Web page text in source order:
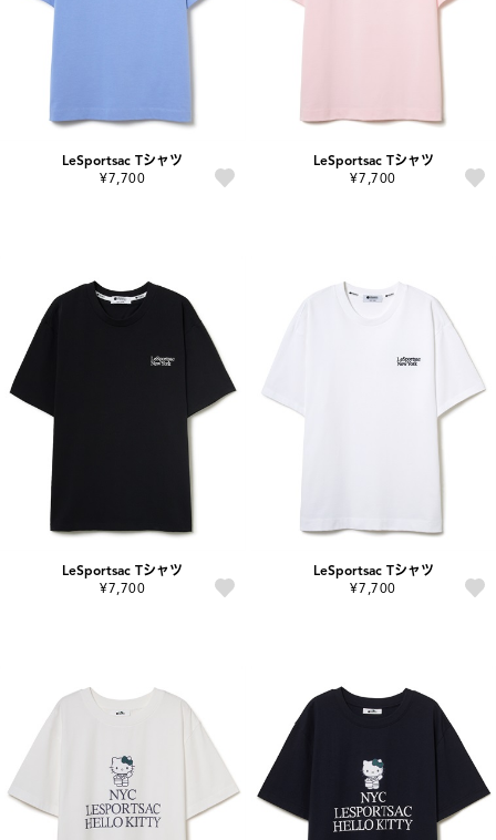
LeSportsac Tシャツ
¥7,700
LeSportsac Tシャツ
¥7,700
LeSportsac Tシャツ
¥7,700
LeSportsac Tシャツ
¥7,700